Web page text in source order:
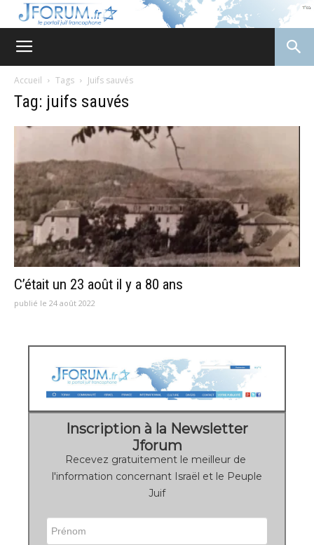
Accueil Tags Juifs sauvés
Tag: juifs sauvés
C’était un 23 août il y a 80 ans
publié le 24 août 2022
Inscription à la Newsletter
Jforum
Recevez gratuitement le meilleur de
l'information concernant Israël et le Peuple
Juif